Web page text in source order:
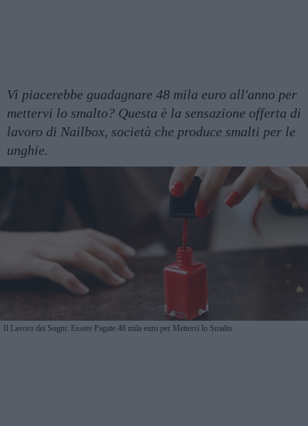
Vi piacerebbe guadagnare 48 mila euro all'anno per
mettervi lo smalto? Questa è la sensazione offerta di
lavoro di Nailbox, società che produce smalti per le
unghie.
Il Lavoro dei Sogni: Essere Pagate 48 mila euro per Mettersi lo Smalto